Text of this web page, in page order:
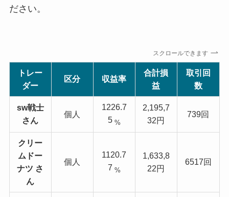
ださい。
スクロールできます
トレー
ダー
区分 収益率
合計損
益
取引回
数
sw戦士
さん
個人
1226.7
5 %
2,195,7
32円
739回
クリー
ムドー
ナツ さ
ん
個人
1120.7
7 %
1,633,8
22円
6517回